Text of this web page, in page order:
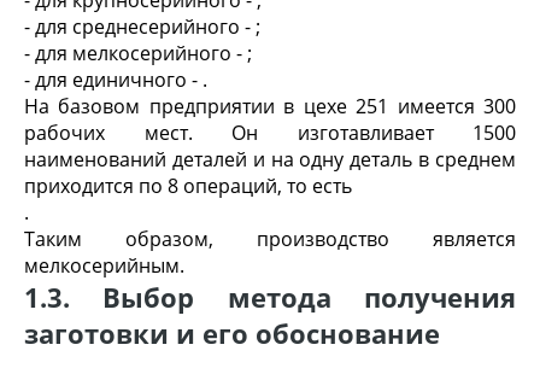
- для среднесерийного - ;
- для мелкосерийного - ;
- для единичного - .
На базовом предприятии в цехе 251 имеется 300
рабочих мест. Он изготавливает 1500
наименований деталей и на одну деталь в среднем
приходится по 8 операций, то есть
.
Таким образом, производство является
мелкосерийным.
1.3. Выбор метода получения
заготовки и его обоснование